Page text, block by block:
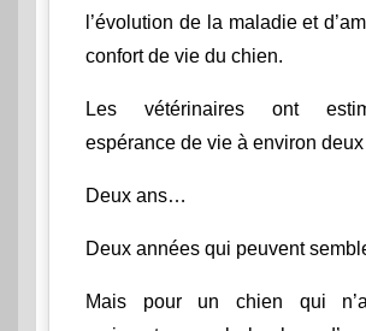
l’évolution de la maladie et
confort de vie du chien.
Les vétérinaires ont
espérance de vie à environ deux
Deux ans…
Deux années qui peuvent
Mais pour un chien qui